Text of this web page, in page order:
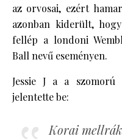
az orvosai, ezért
azonban kiderült,
fellép a londoni
Ball nevű eseményen.
Jessie J a a
jelentette be:
Korai